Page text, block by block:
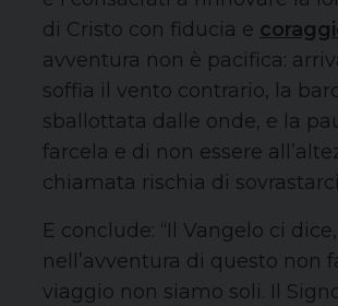
di Cristo con fiducia e
avventura non è pacifica:
soffia il vento contrario, la
sballottata dalle onde, e la
farcela e di non essere
chiamata rischia di
E conclude: “Il Vangelo ci
nell’avventura di questo non
viaggio non siamo soli. Il